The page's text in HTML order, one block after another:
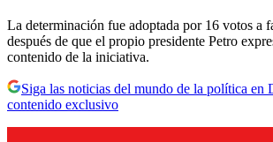
La determinación fue adoptada por 16 votos a
después de que el propio presidente Petro
contenido de la iniciativa.
Siga las noticias del mundo de la política en
contenido exclusivo